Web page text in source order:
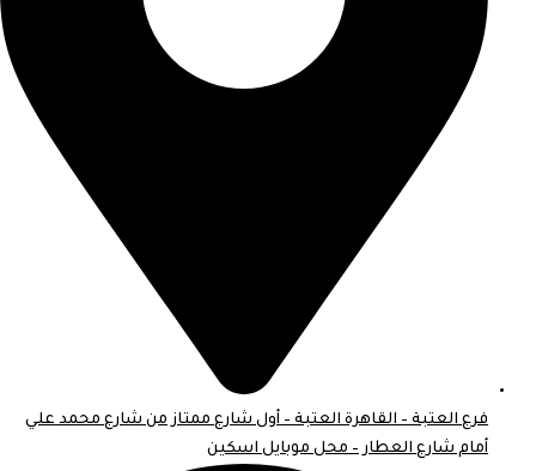
فرع العتبة – القاهرة العتبة – أول شارع ممتاز من شارع محمد علي
أمام شارع العطار – محل موبايل اسكين